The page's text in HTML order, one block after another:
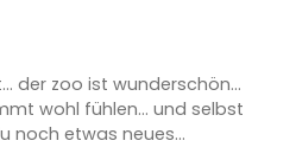
der zoo ist wunderschön...
wohl fühlen... und selbst
noch etwas neues...